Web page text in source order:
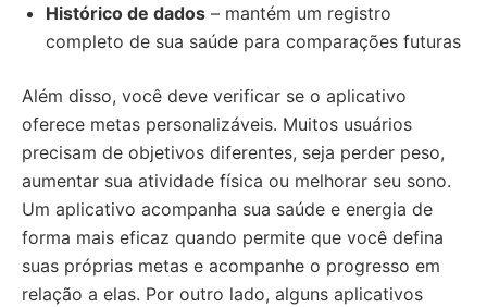
Histórico de dados – mantém um registro
completo de sua saúde para comparações futuras
Além disso, você deve verificar se o aplicativo
oferece metas personalizáveis. Muitos usuários
precisam de objetivos diferentes, seja perder peso,
aumentar sua atividade física ou melhorar seu sono.
Um aplicativo acompanha sua saúde e energia de
forma mais eficaz quando permite que você defina
suas próprias metas e acompanhe o progresso em
relação a elas. Por outro lado, alguns aplicativos